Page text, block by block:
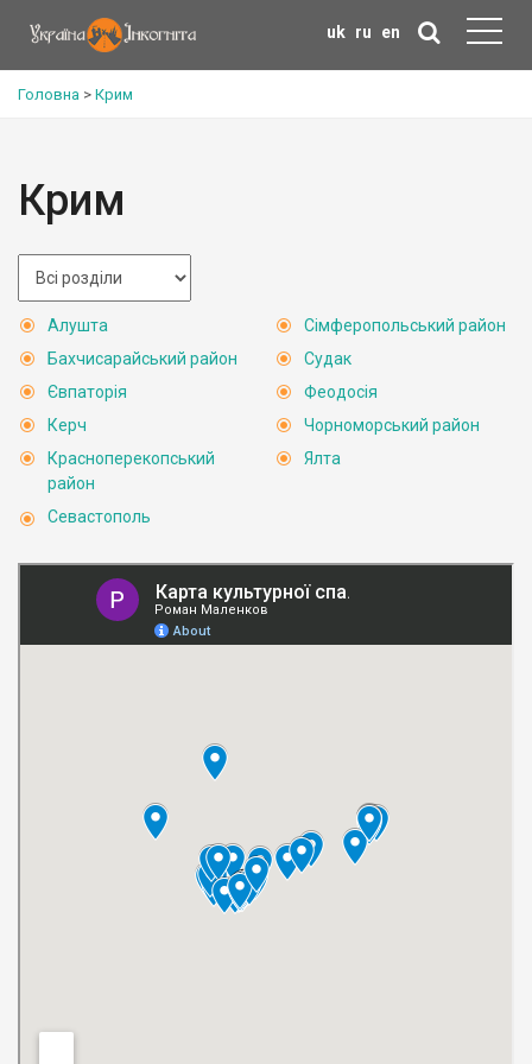
uk ru en
Головна > Крим
Крим
Алушта
Бахчисарайський район
Євпаторія
Керч
Красноперекопський
район
Севастополь
Сімферопольський район
Судак
Феодосія
Чорноморський район
Ялта